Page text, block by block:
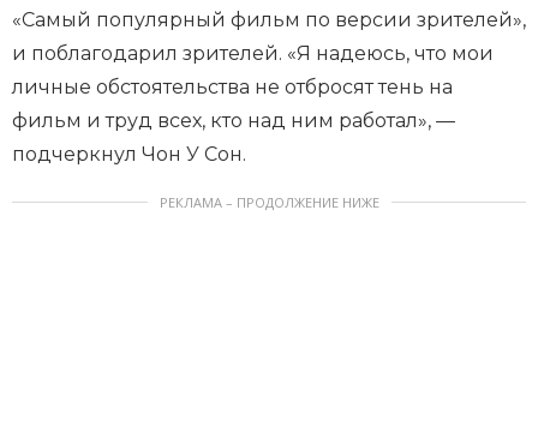
«Самый популярный фильм по версии зрителей»,
и поблагодарил зрителей. «Я надеюсь, что мои
личные обстоятельства не отбросят тень на
фильм и труд всех, кто над ним работал», —
подчеркнул Чон У Сон.
РЕКЛАМА – ПРОДОЛЖЕНИЕ НИЖЕ